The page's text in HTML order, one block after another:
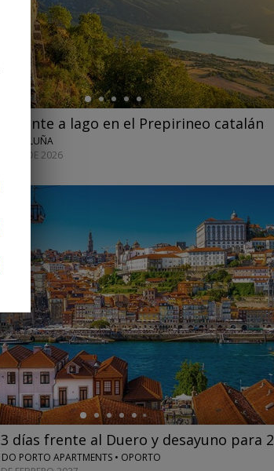
frente a lago en el Prepirineo catalán
CATALUÑA
DE 2026
días frente al Duero y desayuno para 2
PORTO APARTMENTS • OPORTO